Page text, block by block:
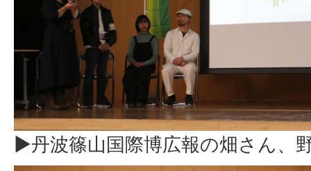
▶丹波篠山国際博広報の畑さん、